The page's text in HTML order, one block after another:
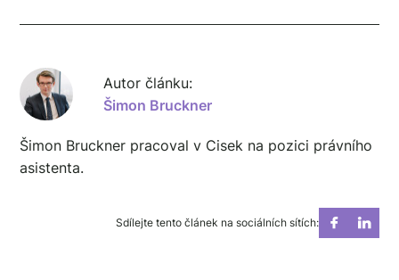
Autor článku:
Šimon Bruckner
Šimon Bruckner pracoval v Cisek na pozici právního
asistenta.
Sdílejte tento článek na sociálních sítích: